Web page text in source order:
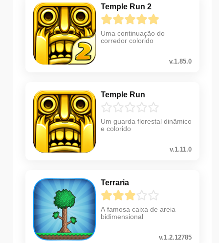
Temple Run 2
Uma continuação do
corredor colorido
v.1.85.0
Temple Run
Um guarda florestal dinâmico
e colorido
v.1.11.0
Terraria
A famosa caixa de areia
bidimensional
v.1.2.12785